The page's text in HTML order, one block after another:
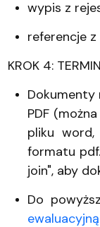
wypis z
referencje
KROK 4:
Dokumenty
PDF
pliku
formatu
join", aby
Do